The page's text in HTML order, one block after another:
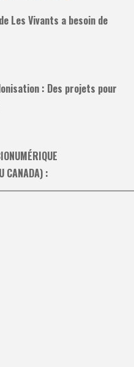
Les Vivants a besoin de
: Des projets pour
CANADA) :